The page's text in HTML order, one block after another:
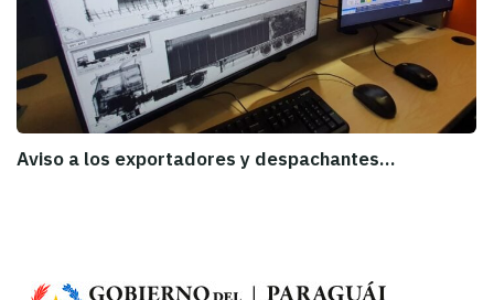
Aviso a los exportadores y despachantes…